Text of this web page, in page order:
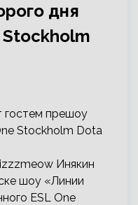
дня
Stockholm
Инякин
шоу «Линии
ESL One